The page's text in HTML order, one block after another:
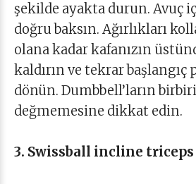
şekilde ayakta durun. Avuç
doğru baksın. Ağırlıkları
olana kadar kafanızın
kaldırın ve tekrar
dönün. Dumbbell’ların
değmemesine dikkat edin.
3. Swissball incline